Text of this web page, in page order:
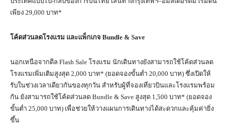
เพียง 29,000 บาท*
โค้ดส่วนลดโรงแรม และแพ็กเกจ Bundle & Save
นอกเหนือจากดีล Flash Sale โรงแรม นักเดินทางยังสามารถใช้โค้ดส่วนลด
โรงแรมเพิ่มเติมสูงสุด 2,000 บาท* (ยอดจองขั้นต่ำ 20,000 บาท) ซึ่งเปิดให้
รับในช่วงเวลาเดียวกันของทุกวัน สำหรับผู้ที่จองเที่ยวบินและโรงแรมพร้อม
กัน ยังสามารถใช้โค้ดส่วนลด Bundle & Save สูงสุด 1,500 บาท* (ยอดจอง
ขั้นต่ำ 25,000 บาท) เพื่อช่วยให้วางแผนการเดินทางได้สะดวกและคุ้มค่ายิ่ง
ขึ้น